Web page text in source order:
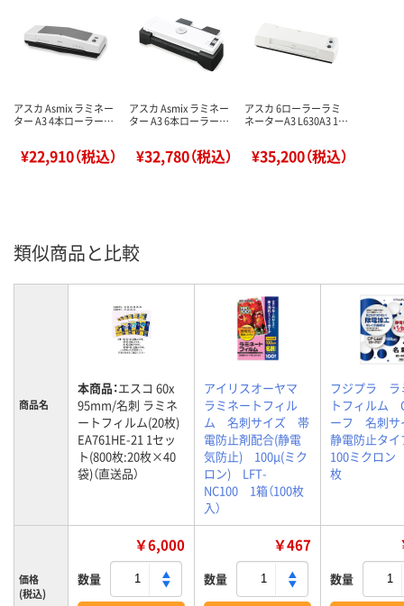
アスカ Asmix ラミネー
ター A3 4本ローラー…
¥22,910（税込）
アスカ Asmix ラミネー
ター A3 6本ローラー…
¥32,780（税込）
アスカ 6ローラーラミ
ネーターA3 L630A3 1…
¥35,200（税込）
類似商品と比較
商品名
本商品：エスコ 60x
95mm/名刺 ラミネ
ートフィルム(20枚)
EA761HE-21 1セッ
ト(800枚:20枚×40
袋)（直送品）
アイリスオーヤマ
ラミネートフィル
ム 名刺サイズ 帯
電防止剤配合(静電
気防止) 100μ(ミク
ロン) LFT-
NC100 1箱（100枚
入）
フジプラ ラ
トフィルム
ーフ 名刺
静電防止タ
100ミクロ
枚
価格
(税込)
￥6,000
数量
￥467
数量 数量